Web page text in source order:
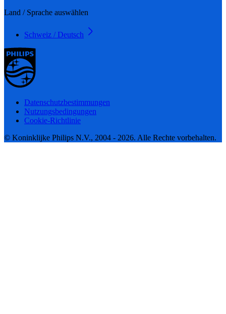
Land / Sprache auswählen
Schweiz / Deutsch
Datenschutzbestimmungen
Nutzungsbedingungen
Cookie-Richtlinie
© Koninklijke Philips N.V., 2004 - 2026. Alle Rechte vorbehalten.